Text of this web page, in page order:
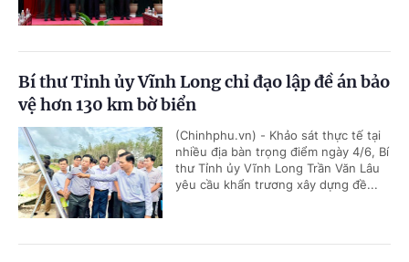
Bí thư Tỉnh ủy Vĩnh Long chỉ đạo lập đề án bảo
vệ hơn 130 km bờ biển
(Chinhphu.vn) - Khảo sát thực tế tại
nhiều địa bàn trọng điểm ngày 4/6, Bí
thư Tỉnh ủy Vĩnh Long Trần Văn Lâu
yêu cầu khẩn trương xây dựng đề...